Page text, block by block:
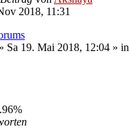
2018, 11:31
» Sa 19. Mai 2018, 12:04 » in